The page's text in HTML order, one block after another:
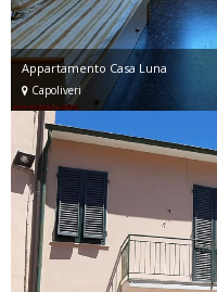
Appartamento Casa Luna
Capoliveri